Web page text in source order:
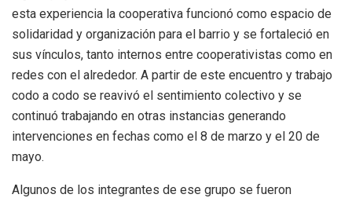
esta experiencia la cooperativa funcionó como espacio de
solidaridad y organización para el barrio y se fortaleció en
sus vínculos, tanto internos entre cooperativistas como en
redes con el alrededor. A partir de este encuentro y trabajo
codo a codo se reavivó el sentimiento colectivo y se
continuó trabajando en otras instancias generando
intervenciones en fechas como el 8 de marzo y el 20 de
mayo.
Algunos de los integrantes de ese grupo se fueron